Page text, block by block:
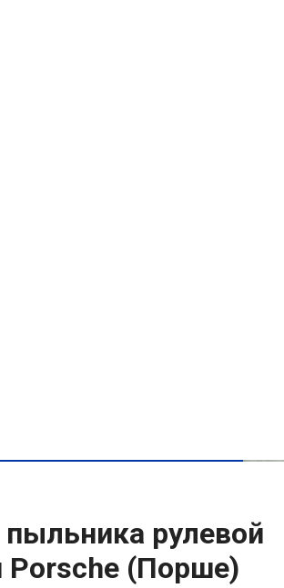
рулевой
Porsche (Порше)